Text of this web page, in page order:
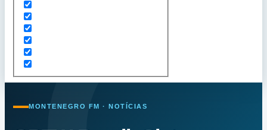
MONTENEGRO FM · NOTÍCIAS